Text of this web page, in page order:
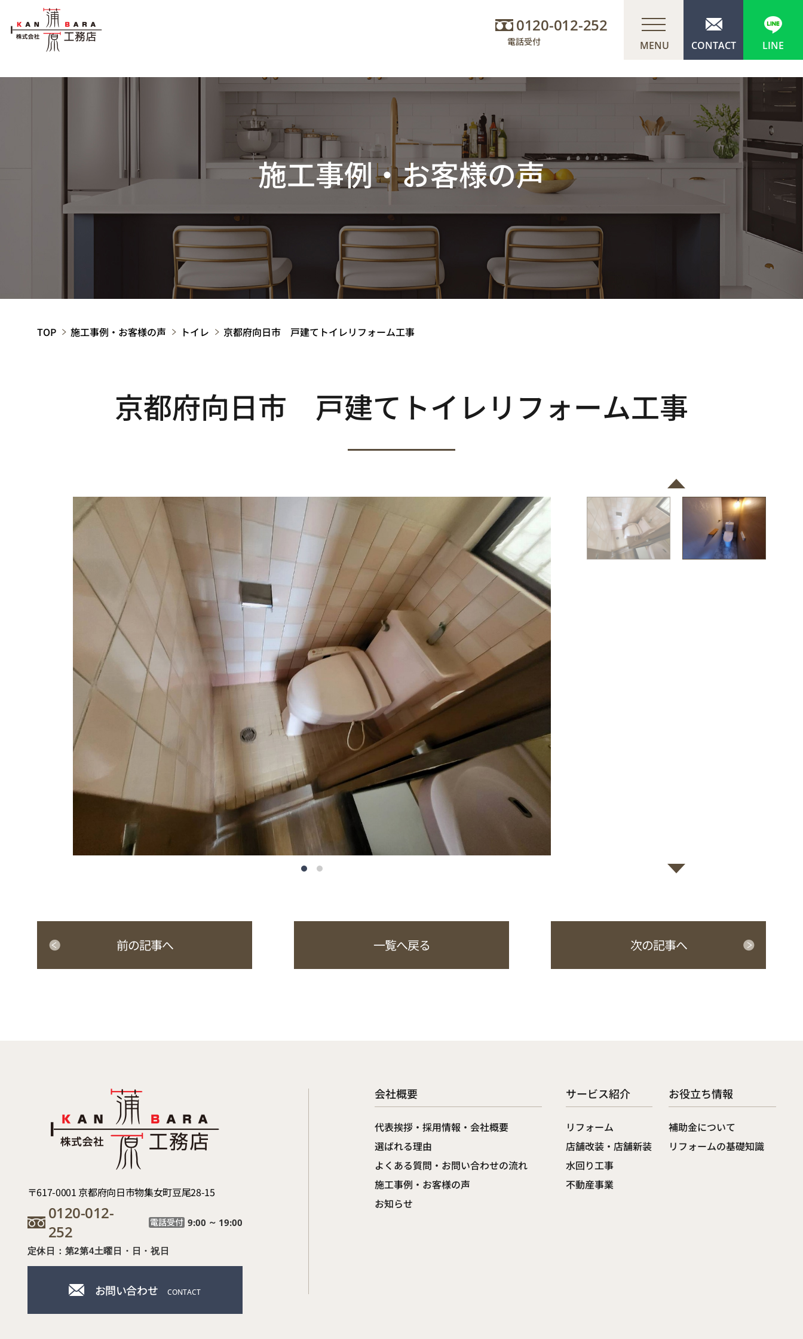
0120-012-252
電話受付 MENU CONTACT LINE
施工事例・お客様の声
TOP 施工事例・お客様の声 トイレ 京都府向日市 戸建てトイレリフォーム工事
京都府向日市 戸建てトイレリフォーム工事
前の記事へ 一覧へ戻る 次の記事へ
〒617-0001 京都府向日市物集女町豆尾28-15
0120-012-
252
電話受付 9:00 ～ 19:00
定休日：第2第4土曜日・日・祝日
お問い合わせ CONTACT
会社概要
代表挨拶・採用情報・会社概要
選ばれる理由
よくある質問・お問い合わせの流れ
施工事例・お客様の声
お知らせ
サービス紹介
リフォーム
店舗改装・店舗新装
水回り工事
不動産事業
お役立ち情報
補助金について
リフォームの基礎知識